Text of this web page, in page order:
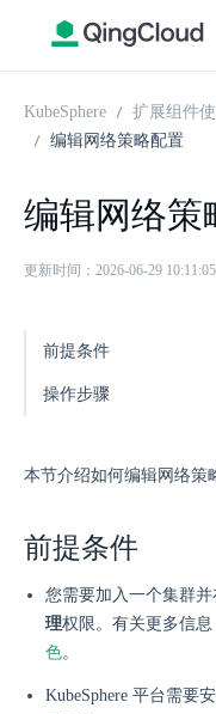
KubeSphere 扩展组件
编辑网络策略配置
编辑网络策
更新时间：2026-06-29 10:11:05
前提条件
操作步骤
本节介绍如何编辑网络策
前提条件
您需要加入一个集群
理权限。有关更多信息
色。
KubeSphere 平台需要